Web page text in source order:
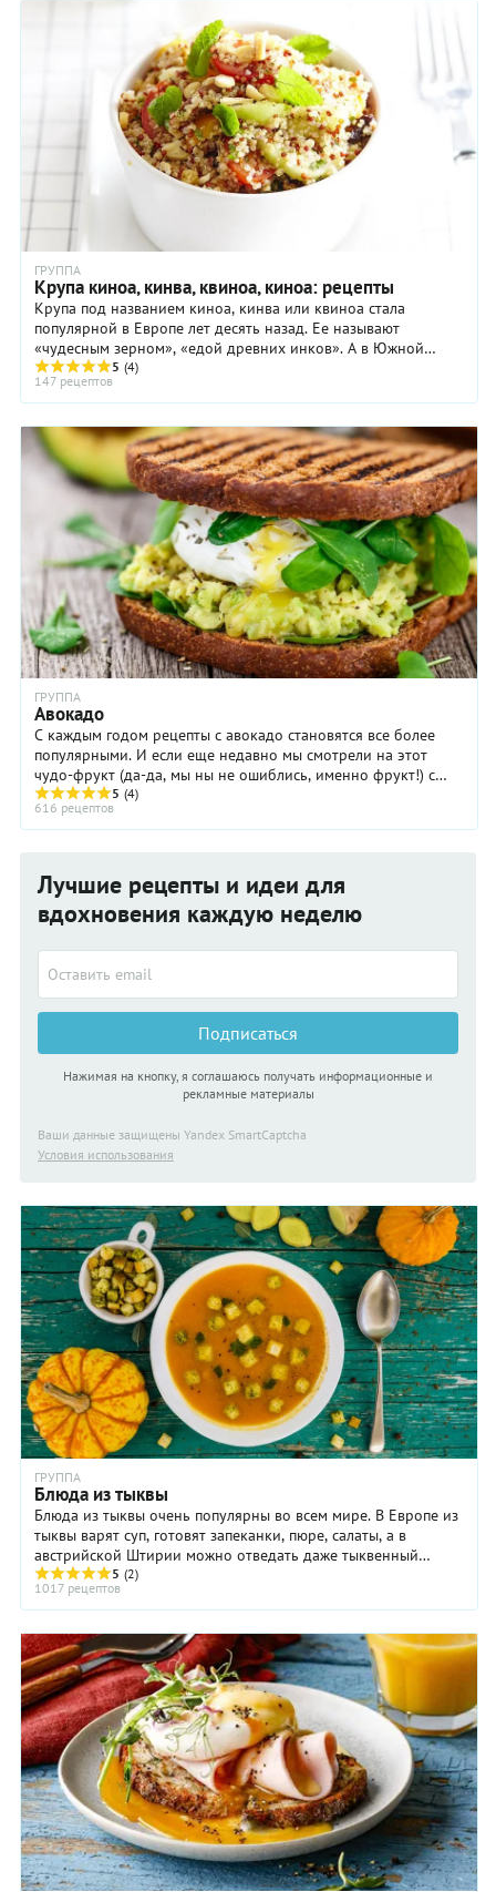
ГРУППА
Крупа киноа, кинва, квиноа, киноа: рецепты
Крупа под названием киноа, кинва или квиноа стала
популярной в Европе лет десять назад. Ее называют
«чудесным зерном», «едой древних инков». А в Южной
Америке киноа – основной продукт, как пшеница для ...
5 (4)
147 рецептов
ГРУППА
Авокадо
С каждым годом рецепты с авокадо становятся все более
популярными. И если еще недавно мы смотрели на этот
чудо-фрукт (да-да, мы ны не ошиблись, именно фрукт!) с
недоверием, то сейчас мы научились ...
5 (4)
616 рецептов
Лучшие рецепты и идеи для
вдохновения каждую неделю
Подписаться
Нажимая на кнопку, я соглашаюсь получать информационные и
рекламные материалы
Ваши данные защищены Yandex SmartCaptcha
Условия использования
ГРУППА
Блюда из тыквы
Блюда из тыквы очень популярны во всем мире. В Европе из
тыквы варят суп, готовят запеканки, пюре, салаты, а в
австрийской Штирии можно отведать даже тыквенный
шнапс и тыквенный кофе. В Армении тыкву ...
5 (2)
1017 рецептов